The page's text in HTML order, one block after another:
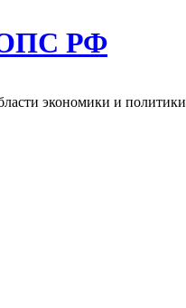
РФ
экономики и политики